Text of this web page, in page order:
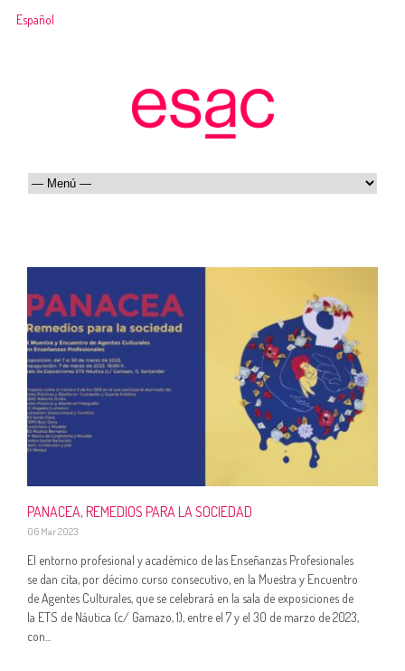
Español
PANACEA, REMEDIOS PARA LA SOCIEDAD
06 Mar 2023
El entorno profesional y académico de las Enseñanzas Profesionales
se dan cita, por décimo curso consecutivo, en la Muestra y Encuentro
de Agentes Culturales, que se celebrará en la sala de exposiciones de
la ETS de Náutica (c/ Gamazo, 1), entre el 7 y el 30 de marzo de 2023,
con...